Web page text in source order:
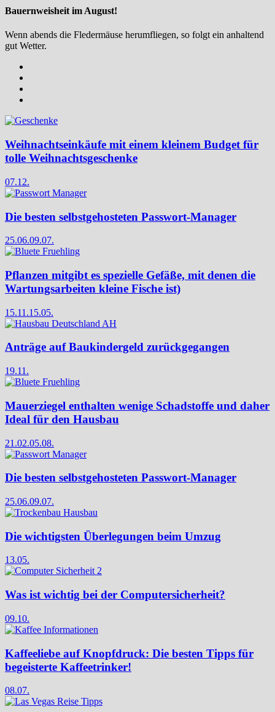
Bauernweisheit im August!
Wenn abends die Fledermäuse herumfliegen, so folgt ein anhaltend
gut Wetter.
Weihnachtseinkäufe mit einem kleinem Budget für
tolle Weihnachtsgeschenke
07.12.
Die besten selbstgehosteten Passwort-Manager
25.06.09.07.
Pflanzen mitgibt es spezielle Gefäße, mit denen die
Wartungsarbeiten kleine Fische ist)
15.11.15.05.
Anträge auf Baukindergeld zurückgegangen
19.11.
Mauerziegel enthalten wenige Schadstoffe und daher
Ideal für den Hausbau
21.02.05.08.
Die besten selbstgehosteten Passwort-Manager
25.06.09.07.
Die wichtigsten Überlegungen beim Umzug
13.05.
Was ist wichtig bei der Computersicherheit?
09.10.
Kaffeeliebe auf Knopfdruck: Die besten Tipps für
begeisterte Kaffeetrinker!
08.07.